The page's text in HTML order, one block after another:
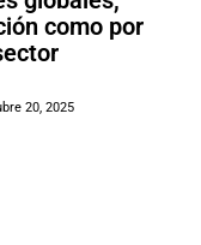
como por
20, 2025